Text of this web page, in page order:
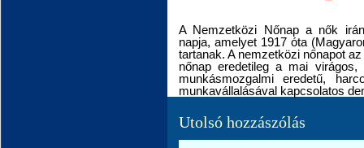
A Nemzetközi Nőnap a nők
napja, amelyet 1917 óta
tartanak. A nemzetközi nőnapot
nőnap eredetileg a mai virágos,
munkásmozgalmi eredetű,
munkavállalásával kapcsolatos
Utolsó hozzászólás